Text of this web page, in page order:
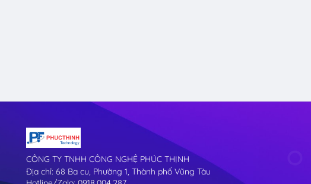
CÔNG TY TNHH CÔNG NGHỆ PHÚC THỊNH
Địa chỉ: 68 Ba cu, Phường 1, Thành phố Vũng Tàu